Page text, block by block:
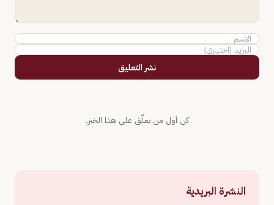
نشر التعليق
كن أول من يعلّق على هذا الخبر.
النشرة البريدية